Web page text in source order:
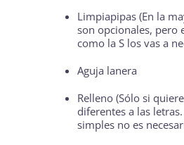
Limpiapipas (En la
son opcionales, pero
como la S los vas a
Aguja lanera
Relleno (Sólo si
diferentes a las
simples no es